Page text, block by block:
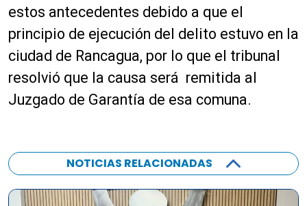
estos antecedentes debido a que el
principio de ejecución del delito estuvo en la
ciudad de Rancagua, por lo que el tribunal
resolvió que la causa será remitida al
Juzgado de Garantía de esa comuna.
NOTICIAS RELACIONADAS